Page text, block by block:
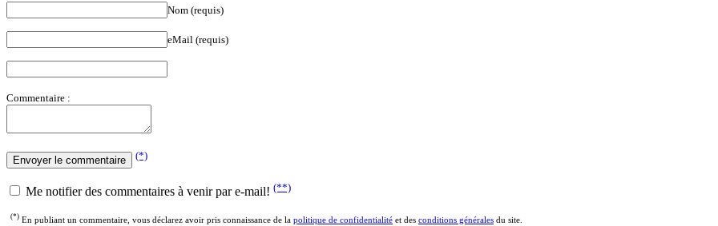
Nom (requis)
eMail (requis)
Commentaire :
(*)
Me notifier des commentaires à venir par e-mail! (**)
(*) En publiant un commentaire, vous déclarez avoir pris connaissance de la politique de confidentialité et des conditions générales du site.